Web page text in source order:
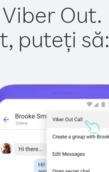
Out.
puteți să: